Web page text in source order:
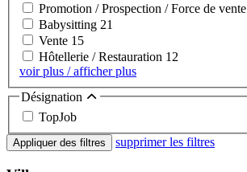
Promotion / Prospection / Force de vente
Babysitting 21
Vente 15
Hôtellerie / Restauration 12
voir plus / afficher plus
Désignation
TopJob
Appliquer des filtres supprimer les filtres